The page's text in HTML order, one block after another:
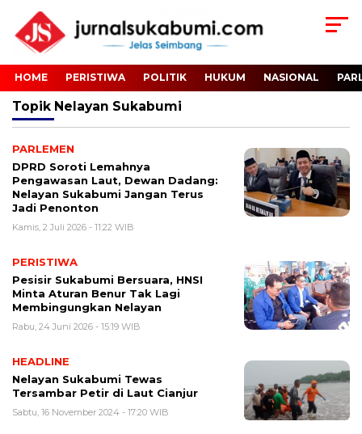
HOME PERISTIWA POLITIK HUKUM NASIONAL
Topik Nelayan Sukabumi
PARLEMEN
DPRD Soroti Lemahnya
Pengawasan Laut, Dewan Dadang:
Nelayan Sukabumi Jangan Terus
Jadi Penonton
Kamis, 2 Juli 2026 - 11:22 WIB
PERISTIWA
Pesisir Sukabumi Bersuara, HNSI
Minta Aturan Benur Tak Lagi
Membingungkan Nelayan
Rabu, 24 Juni 2026 - 15:19 WIB
HEADLINE
Nelayan Sukabumi Tewas
Tersambar Petir di Laut Cianjur
Sabtu, 16 November 2024 - 17:20 WIB